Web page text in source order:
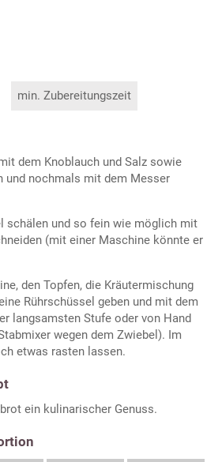
min. Zubereitungszeit
dem Knoblauch und Salz sowie
und nochmals mit dem Messer
schälen und so fein wie möglich mit
(mit einer Maschine könnte er
den Topfen, die Kräutermischung
Rührschüssel geben und mit dem
langsamsten Stufe oder von Hand
wegen dem Zwiebel). Im
etwas rasten lassen.
ein kulinarischer Genuss.